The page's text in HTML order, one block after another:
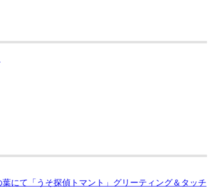
にて「うそ探偵トマント」グリーティング＆タッチ